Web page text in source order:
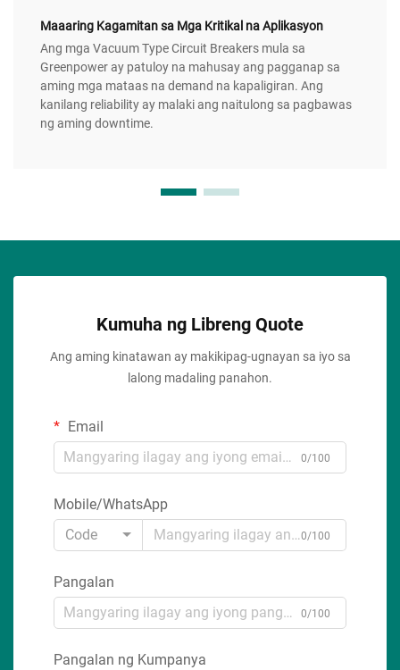
Maaaring Kagamitan sa Mga Kritikal na Aplikasyon
Ang mga Vacuum Type Circuit Breakers mula sa
Greenpower ay patuloy na mahusay ang pagganap sa
aming mga mataas na demand na kapaligiran. Ang
kanilang reliability ay malaki ang naitulong sa pagbawas
ng aming downtime.
Kumuha ng Libreng Quote
Ang aming kinatawan ay makikipag-ugnayan sa iyo sa
lalong madaling panahon.
Email
0/100
Mobile/WhatsApp
Code
0/100
Pangalan
0/100
Pangalan ng Kumpanya